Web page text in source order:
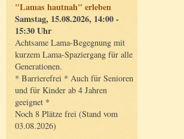
"Lamas hautnah" erleben
Samstag, 15.08.2026, 14:00 -
15:30 Uhr
Achtsame Lama-Begegnung mit
kurzem Lama-Spaziergang für alle
Generationen.
* Barrierefrei * Auch für Senioren
und für Kinder ab 4 Jahren
geeignet *
Noch 8 Plätze frei (Stand vom
03.08.2026)